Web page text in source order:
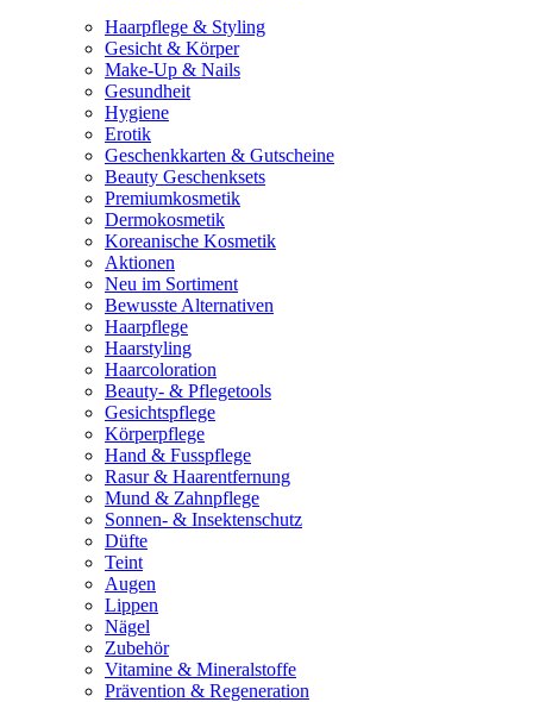
Haarpflege & Styling
Gesicht & Körper
Make-Up & Nails
Gesundheit
Hygiene
Erotik
Geschenkkarten & Gutscheine
Beauty Geschenksets
Premiumkosmetik
Dermokosmetik
Koreanische Kosmetik
Aktionen
Neu im Sortiment
Bewusste Alternativen
Haarpflege
Haarstyling
Haarcoloration
Beauty- & Pflegetools
Gesichtspflege
Körperpflege
Hand & Fusspflege
Rasur & Haarentfernung
Mund & Zahnpflege
Sonnen- & Insektenschutz
Düfte
Teint
Augen
Lippen
Nägel
Zubehör
Vitamine & Mineralstoffe
Prävention & Regeneration